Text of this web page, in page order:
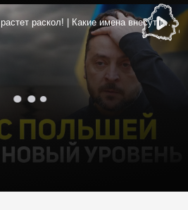
Между Польшей и Украиной растет раскол! | Какие имена внесут в украинский национальный пантеон? | Как националисты становятся героями?